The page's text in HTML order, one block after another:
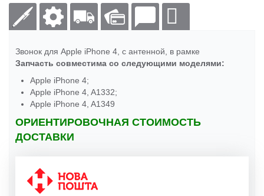
Звонок для Apple iPhone 4, с антенной, в рамке
Запчасть совместима со следующими моделями:
Apple iPhone 4;
Apple iPhone 4, A1332;
Apple iPhone 4, A1349
ОРИЕНТИРОВОЧНАЯ СТОИМОСТЬ
ДОСТАВКИ